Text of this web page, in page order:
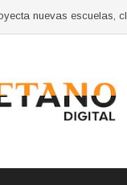
cursos de